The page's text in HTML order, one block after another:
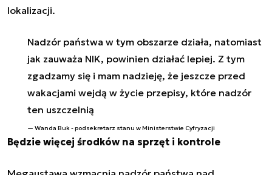
lokalizacji.
Nadzór państwa w tym obszarze działa, natomiast
jak zauważa NIK, powinien działać lepiej. Z tym
zgadzamy się i mam nadzieję, że jeszcze przed
wakacjami wejdą w życie przepisy, które nadzór
ten uszczelnią
Wanda Buk - podsekretarz stanu w Ministerstwie Cyfryzacji
Będzie więcej środków na sprzęt i kontrole